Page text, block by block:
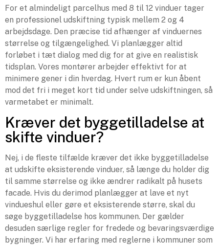
For et almindeligt parcelhus med 8 til 12 vinduer tager
en professionel udskiftning typisk mellem 2 og 4
arbejdsdage. Den præcise tid afhænger af vinduernes
størrelse og tilgængelighed. Vi planlægger altid
forløbet i tæt dialog med dig for at give en realistisk
tidsplan. Vores montører arbejder effektivt for at
minimere gener i din hverdag. Hvert rum er kun åbent
mod det fri i meget kort tid under selve udskiftningen, så
varmetabet er minimalt.
Kræver det byggetilladelse at
skifte vinduer?
Nej, i de fleste tilfælde kræver det ikke byggetilladelse
at udskifte eksisterende vinduer, så længe du holder dig
til samme størrelse og ikke ændrer radikalt på husets
facade. Hvis du derimod planlægger at lave et nyt
vindueshul eller gøre et eksisterende større, skal du
søge byggetilladelse hos kommunen. Der gælder
desuden særlige regler for fredede og bevaringsværdige
bygninger. Vi har erfaring med reglerne i kommuner som